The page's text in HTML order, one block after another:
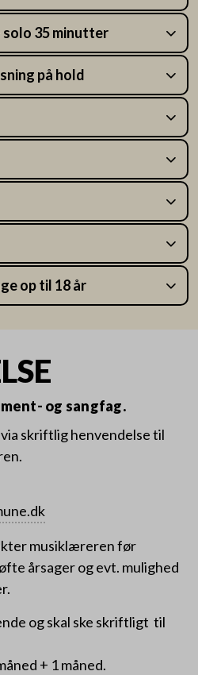
35 minutter
på hold
op til 18 år
og sangfag.
skriftlig henvendelse til
musiklæreren før
årsager og evt. mulighed
og skal ske skriftligt til
+ 1 måned.